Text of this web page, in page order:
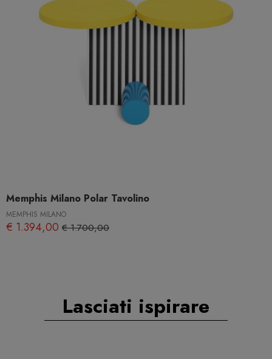
Memphis Milano Polar Tavolino
MEMPHIS MILANO
€ 1.394,00 € 1.700,00
Lasciati ispirare